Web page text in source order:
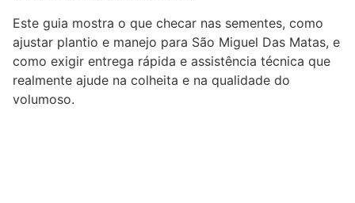
Este guia mostra o que checar nas sementes, como
ajustar plantio e manejo para São Miguel Das Matas, e
como exigir entrega rápida e assistência técnica que
realmente ajude na colheita e na qualidade do
volumoso.